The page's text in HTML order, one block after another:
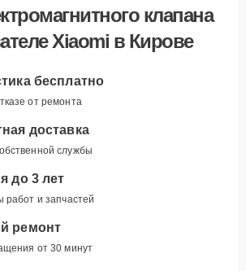
клапана
Xiaomi в Кирове
бесплатно
от ремонта
доставка
службы
до 3 лет
работ и запчастей
ремонт
от 30 минут